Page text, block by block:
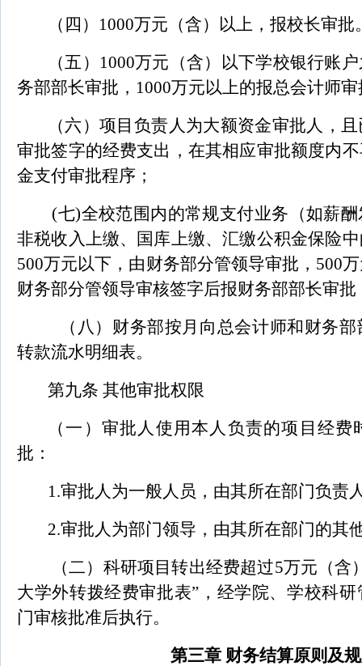
（四）1000万元（含）以上，报校长审批
（五）1000万元（含）以下学校银行账
务部部长审批，1000万元以上的报总会计师
（六）项目负责人为大额资金审批人，
审批签字的经费支出，在其相应审批额度内
金支付审批程序；
(七)全校范围内的常规支付业务（如薪
非税收入上缴、国库上缴、汇缴公积金保险
500万元以下，由财务部分管领导审批，500
财务部分管领导审核签字后报财务部部长审批
（八）财务部按月向总会计师和财务
转款流水明细表。
第九条 其他审批权限
（一）审批人使用本人负责的项目经
批：
1.审批人为一般人员，由其所在部门负责
2.审批人为部门领导，由其所在部门的其
（二）科研项目转出经费超过5万元（含
大学外转拨经费审批表”，经学院、学校科
门审核批准后执行。
第三章 财务结算原则及